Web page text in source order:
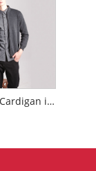
Kaschmir-Cardigan in Übergröße